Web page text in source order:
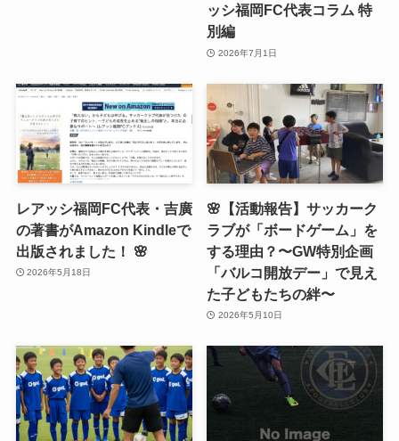
ッシ福岡FC代表コラム 特
別編
2026年7月1日
レアッシ福岡FC代表・吉廣
の著書がAmazon Kindleで
出版されました！ 🌸
2026年5月18日
🌸【活動報告】サッカーク
ラブが「ボードゲーム」を
する理由？〜GW特別企画
「バルコ開放デー」で見え
た子どもたちの絆〜
2026年5月10日